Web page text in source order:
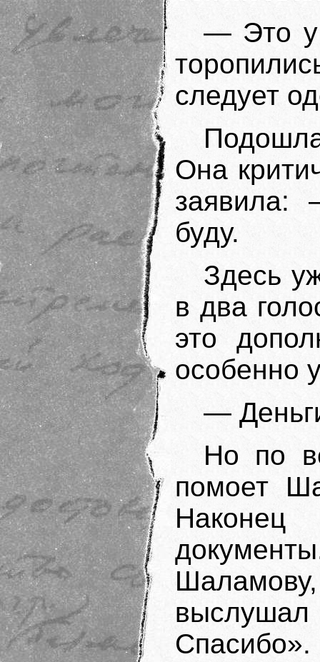
— Это у
следует
Она
заявила:
буду.
Здесь
в два
это
особенно
—
Но по
помоет
Спасибо».